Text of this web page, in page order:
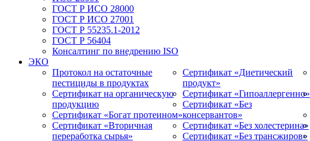
ГОСТ Р ИСО 28000
ГОСТ Р ИСО 27001
ГОСТ Р 55235.1-2012
ГОСТ Р 56404
Консалтинг по внедрению ISO
ЭКО
Протокол на остаточные
пестициды в продуктах
Сертификат на органическую
продукцию
Сертификат «Богат протеином»
Сертификат «Вторичная
переработка сырья»
Сертификат «Диетический
продукт»
Сертификат «Гипоаллергенно»
Сертификат «Без
консервантов»
Сертификат «Без холестерина»
Сертификат «Без трансжиров»